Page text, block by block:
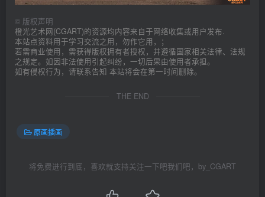
© 版权声明
橙光艺术网(CGART)的资源均内容来自于网络收集或用户发布.
本站点资料用于学习交流之用，勿作它用，；
若需商业使用，需获得版权拥有者授权，并遵循国家相关法律、法规
之规定。如因非法使用引起纠纷，一切后果由使用者承担。
如有侵权行为，请联系告知 本站将会在第一时间删除。
THE END
原画插画
将免费进行到底，喜欢就支持关注一下吧我们吧，by_CGART